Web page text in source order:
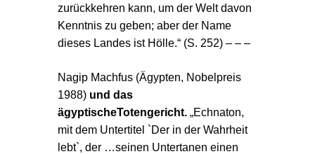
zurückkehren kann, um der Welt davon
Kenntnis zu geben; aber der Name
dieses Landes ist Hölle.“ (S. 252) – – –
Nagip Machfus (Ägypten, Nobelpreis
1988) und das
ägyptischeTotengericht. „Echnaton,
mit dem Untertitel `Der in der Wahrheit
lebt`, der …seinen Untertanen einen